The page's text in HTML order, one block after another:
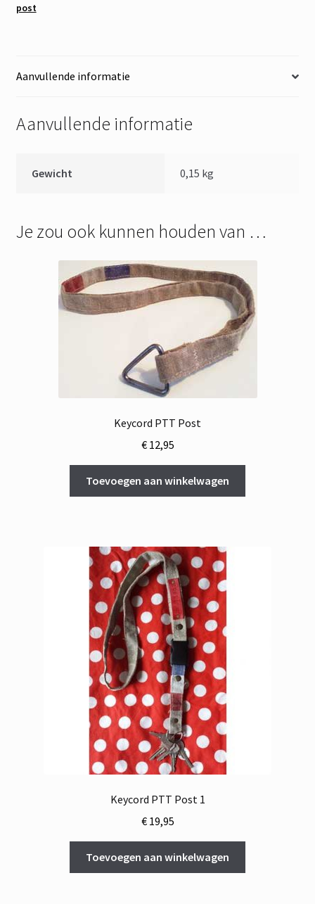
post
Aanvullende informatie
Aanvullende informatie
Gewicht 0,15 kg
Je zou ook kunnen houden van …
Keycord PTT Post
€12,95
Toevoegen aan winkelwagen
Keycord PTT Post 1
€19,95
Toevoegen aan winkelwagen